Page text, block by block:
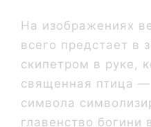
На изображениях
всего предстает в
скипетром в руке,
священная птица
символа
главенство